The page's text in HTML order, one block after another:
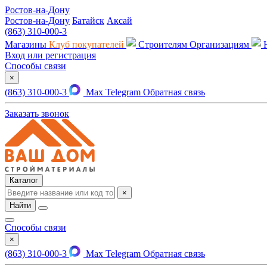
Ростов-на-Дону
Ростов-на-Дону Батайск Аксай
(863) 310-000-3
Магазины Клуб покупателей Строителям Организациям
Вход или регистрация
Способы связи
×
(863) 310-000-3 Max Telegram Обратная связь
Заказать звонок
Каталог
×
Найти
Способы связи
×
(863) 310-000-3 Max Telegram Обратная связь